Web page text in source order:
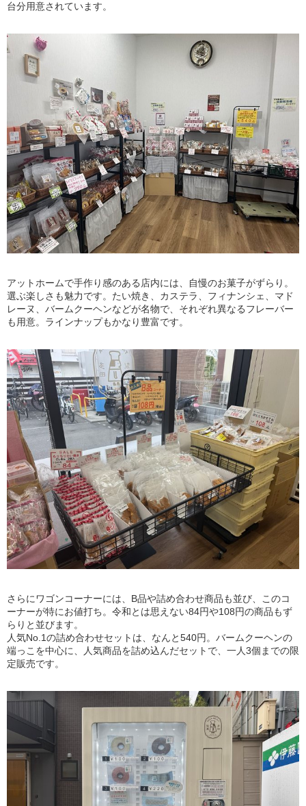
台分用意されています。
アットホームで手作り感のある店内には、自慢のお菓子がずらり。
選ぶ楽しさも魅力です。たい焼き、カステラ、フィナンシェ、マド
レーヌ、バームクーヘンなどが名物で、それぞれ異なるフレーバー
も用意。ラインナップもかなり豊富です。
さらにワゴンコーナーには、B品や詰め合わせ商品も並び、このコ
ーナーが特にお値打ち。令和とは思えない84円や108円の商品もず
らりと並びます。
人気No.1の詰め合わせセットは、なんと540円。バームクーヘンの
端っこを中心に、人気商品を詰め込んだセットで、一人3個までの限
定販売です。